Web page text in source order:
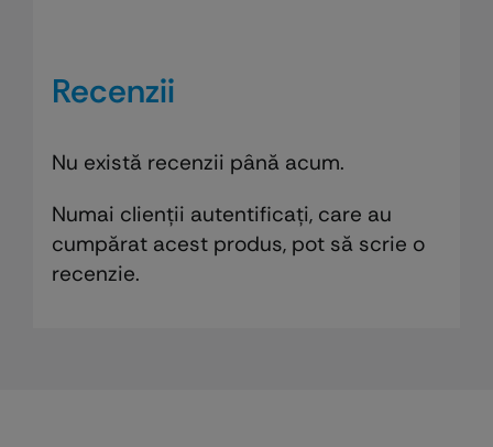
Recenzii
Nu există recenzii până acum.
Numai clienții autentificați, care au
cumpărat acest produs, pot să scrie o
recenzie.